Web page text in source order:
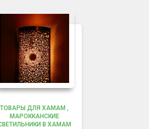
ТОВАРЫ ДЛЯ ХАМАМ ,
МАРОККАНСКИЕ
В ХАМАМ